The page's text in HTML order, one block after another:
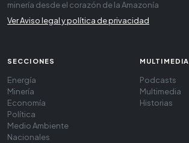
minería desde el corazón de la Amazonía
Ver Aviso legal y política de privacidad
SECCIONES
Energía
Minería
Economía
Política
Medio Ambiente
Nacionales
MULTIMEDIA
Podcasts
Multimedia
Historias